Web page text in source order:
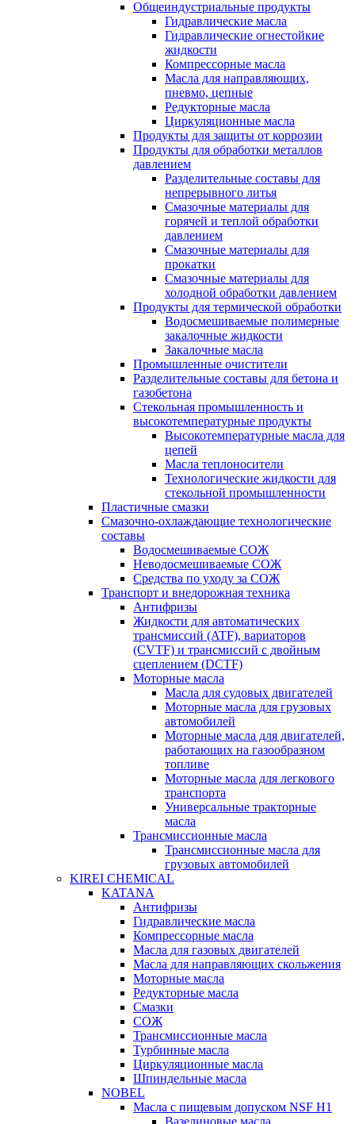
Общеиндустриальные продукты
Гидравлические масла
Гидравлические огнестойкие
жидкости
Компрессорные масла
Масла для направляющих,
пневмо, цепные
Редукторные масла
Циркуляционные масла
Продукты для защиты от коррозии
Продукты для обработки металлов
давлением
Разделительные составы для
непрерывного литья
Смазочные материалы для
горячей и теплой обработки
давлением
Смазочные материалы для
прокатки
Смазочные материалы для
холодной обработки давлением
Продукты для термической обработки
Водосмешиваемые полимерные
закалочные жидкости
Закалочные масла
Промышленные очистители
Разделительные составы для бетона и
газобетона
Стекольная промышленность и
высокотемпературные продукты
Высокотемпературные масла для
цепей
Масла теплоносители
Технологические жидкости для
стекольной промышленности
Пластичные смазки
Смазочно-охлаждающие технологические
составы
Водосмешиваемые СОЖ
Неводосмешиваемые СОЖ
Средства по уходу за СОЖ
Транспорт и внедорожная техника
Антифризы
Жидкости для автоматических
трансмиссий (ATF), вариаторов
(CVTF) и трансмиссий с двойным
сцеплением (DCTF)
Моторные масла
Масла для судовых двигателей
Моторные масла для грузовых
автомобилей
Моторные масла для двигателей,
работающих на газообразном
топливе
Моторные масла для легкового
транспорта
Универсальные тракторные
масла
Трансмиссионные масла
Трансмиссионные масла для
грузовых автомобилей
KIREI CHEMICAL
KATANA
Антифризы
Гидравлические масла
Компрессорные масла
Масла для газовых двигателей
Масла для направляющих скольжения
Моторные масла
Редукторные масла
Смазки
СОЖ
Трансмиссионные масла
Турбинные масла
Циркуляционные масла
Шпиндельные масла
NOBEL
Масла с пищевым допуском NSF H1
Вазелиновые масла